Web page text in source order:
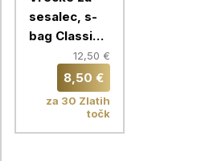
sesalec, s-
bag Classic
Performance,
E201S,
Electrolux,
4/1
12,50 €
8,50 €
za 30 Zlatih
točk